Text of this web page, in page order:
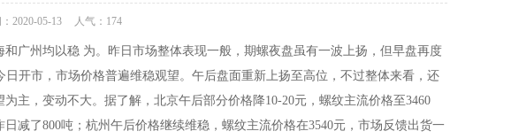
2020-05-13 人气： 174
广州均以稳 为。昨日市场整体表现一般，期螺夜盘虽有一波上扬，但早盘再度
开市，市场价格普遍维稳观望。午后盘面重新上扬至高位，不过整体来看，还
主，变动不大。据了解，北京午后部分价格降10-20元，螺纹主流价格至3460
减了800吨；杭州午后价格继续维稳，螺纹主流价格在3540元，市场反馈出货一